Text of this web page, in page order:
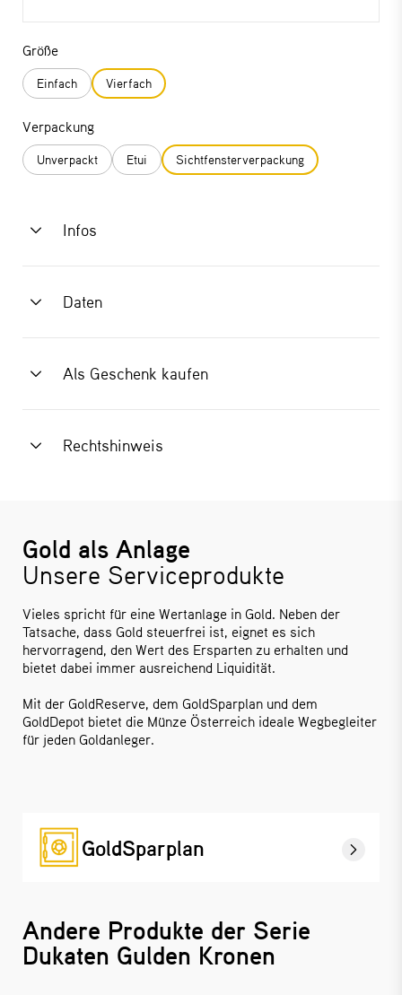
Größe
Einfach Vierfach
Verpackung
Unverpackt Etui Sichtfensterverpackung
Infos
Daten
Als Geschenk kaufen
Rechtshinweis
Gold als Anlage
Unsere Serviceprodukte
Vieles spricht für eine Wertanlage in Gold. Neben der
Tatsache, dass Gold steuerfrei ist, eignet es sich
hervorragend, den Wert des Ersparten zu erhalten und
bietet dabei immer ausreichend Liquidität.
Mit der GoldReserve, dem GoldSparplan und dem
GoldDepot bietet die Münze Österreich ideale Wegbegleiter
für jeden Goldanleger.
GoldSparplan
Andere Produkte der Serie
Dukaten Gulden Kronen